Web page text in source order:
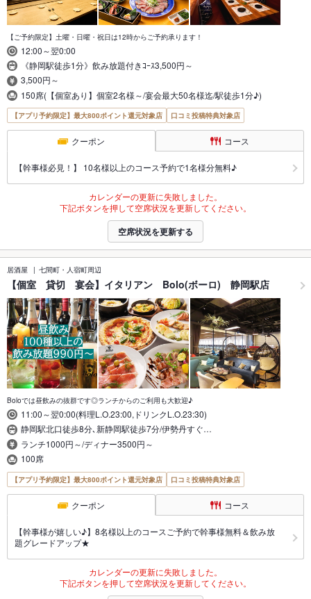
【ご予約限定】土曜・日曜・祝日は12時からご予約承ります！
12:00～翌0:00
《静岡駅徒歩1分》飲み放題付きｺｰｽ3,500円～
3,500円～
150席(【個室あり】個室2名様～/宴会最大50名様迄/駅徒歩1分♪)
【アプリ予約限定】最大800ポイント還元対象店 口コミ投稿特典対象店
クーポン コース
【幹事様必見！】 10名様以上のコース予約で1名様分無料♪
カレンダーの更新に失敗しました。
下記ボタンを押して空席状況を更新してください。
空席状況を更新する
居酒屋 七間町・人宿町周辺
【個室 貸切 宴会】イタリアン Bolo(ボーロ) 静岡駅店
Boloでは昼飲みの抜群です◎ランチからのご利用も大歓迎♪
11:00～翌0:00(料理L.O.23:00,ドリンクL.O.23:30)
静岡駅北口徒歩8分､新静岡駅徒歩7分/伊勢丹すぐ…
ランチ1000円～/ディナー3500円～
100席
【アプリ予約限定】最大800ポイント還元対象店 口コミ投稿特典対象店
クーポン コース
【幹事様が嬉しい♪】8名様以上のコースご予約で幹事様無料＆飲み放
題グレードアップ★
カレンダーの更新に失敗しました。
下記ボタンを押して空席状況を更新してください。